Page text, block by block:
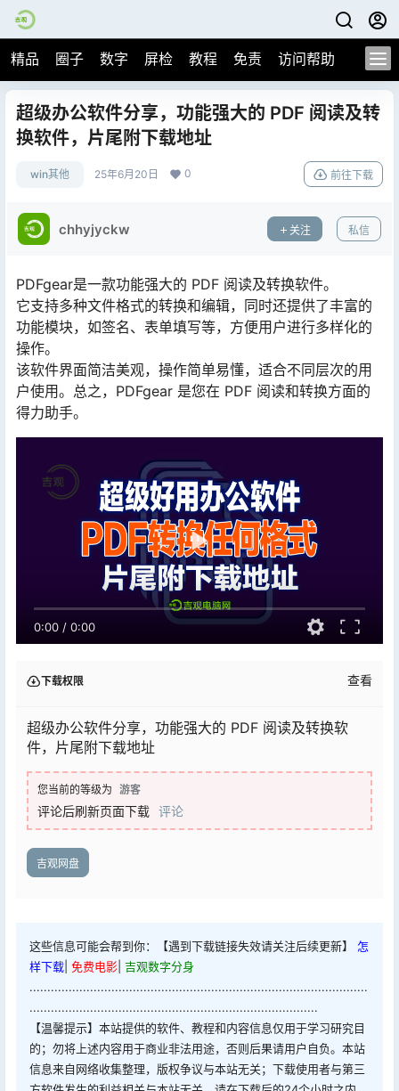
精品 圈子 数字 屏检 教程 免责 访问帮助
超级办公软件分享，功能强大的 PDF 阅读及转
换软件，片尾附下载地址
win其他 25年6月20日 0 前往下载
chhyjyckw 关注 私信
PDFgear是一款功能强大的 PDF 阅读及转换软件。
它支持多种文件格式的转换和编辑，同时还提供了丰富的
功能模块，如签名、表单填写等，方便用户进行多样化的
操作。
该软件界面简洁美观，操作简单易懂，适合不同层次的用
户使用。总之，PDFgear 是您在 PDF 阅读和转换方面的
得力助手。
0:00 / 0:00
下载权限 查看
超级办公软件分享，功能强大的 PDF 阅读及转换软
件，片尾附下载地址
您当前的等级为 游客
评论后刷新页面下载 评论
吉观网盘
这些信息可能会帮到你：【遇到下载链接失效请关注后续更新】 怎
样下载 免费电影 吉观数字分身
...............................................................................................
.................................................................................
【温馨提示】本站提供的软件、教程和内容信息仅用于学习研究目
的；勿将上述内容用于商业非法用途，否则后果请用户自负。本站
信息来自网络收集整理，版权争议与本站无关；下载使用者与第三